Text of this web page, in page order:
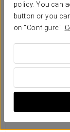
policy. You can
button or you
on "Configure".